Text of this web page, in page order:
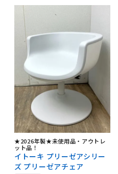
★2026年製★未使用品・アウトレ
ット品！
イトーキ プリーゼアシリー
ズ プリーゼアチェア